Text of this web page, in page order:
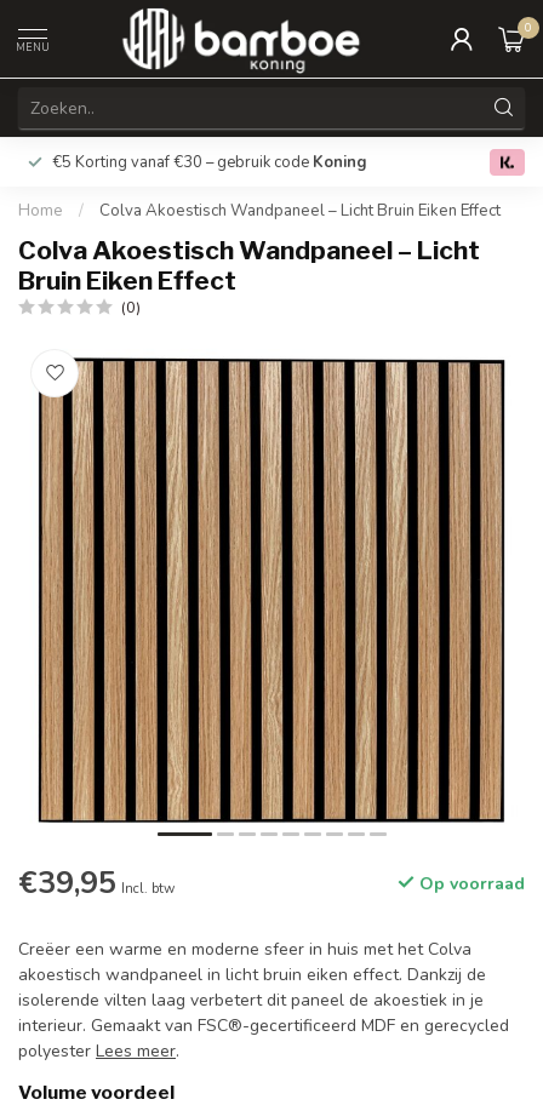
MENU
0
€5 Korting vanaf €30 – gebruik code Koning Gratis
Home / Colva Akoestisch Wandpaneel – Licht Bruin Eiken Effect
Colva Akoestisch Wandpaneel – Licht
Bruin Eiken Effect
(0)
€39,95 Incl. btw Op voorraad
Creëer een warme en moderne sfeer in huis met het Colva
akoestisch wandpaneel in licht bruin eiken effect. Dankzij de
isolerende vilten laag verbetert dit paneel de akoestiek in je
interieur. Gemaakt van FSC®-gecertificeerd MDF en gerecycled
polyester Lees meer.
Volume voordeel